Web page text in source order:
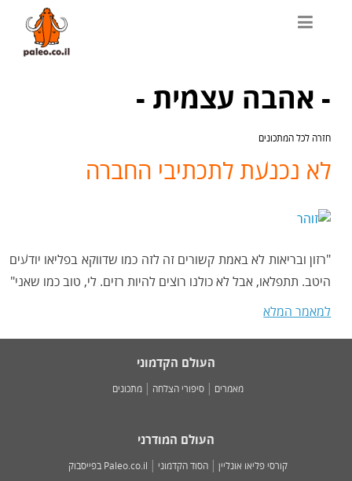
- אהבה עצמית -
חזרה לכל המתכונים
לא נכנעת לתכתיבי החברה
"רזון ובריאות לא באמת קשורים זה לזה כמו שדווקא בפליאו יודעים
היטב. תתפלאו, אבל לא כולנו רוצים להיות רזים. לי, טוב כמו שאני"
למאמר המלא
העולם הקדמוני
מאמרים סיפורי הצלחה מתכונים
העולם המודרני
קורסי פליאו אונליין הסוד הקדמוני Paleo.co.il בפייסבוק